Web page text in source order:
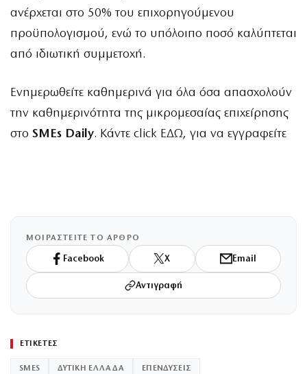
ανέρχεται στο 50% του επιχορηγούμενου
προϋπολογισμού, ενώ το υπόλοιπο ποσό καλύπτεται
από ιδιωτική συμμετοχή.
Ενημερωθείτε καθημερινά για όλα όσα απασχολούν
την καθημερινότητα της μικρομεσαίας επιχείρησης
στο SMEs Daily. Κάντε click ΕΔΩ, για να εγγραφείτε
ΜΟΙΡΑΣΤΕΙΤΕ ΤΟ ΑΡΘΡΟ
Facebook X Email
Αντιγραφή
ΕΤΙΚΕΤΕΣ
SMES ΔΥΤΙΚΗ ΕΛΛΑΔΑ ΕΠΕΝΔΥΣΕΙΣ